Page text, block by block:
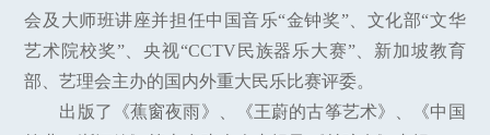
会及大师班讲座并担任中国音乐“金钟奖”、文化部“文华
艺术院校奖”、央视“CCTV民族器乐大赛”、新加坡教育
部、艺理会主办的国内外重大民乐比赛评委。
出版了《蕉窗夜雨》、《王蔚的古筝艺术》、《中国